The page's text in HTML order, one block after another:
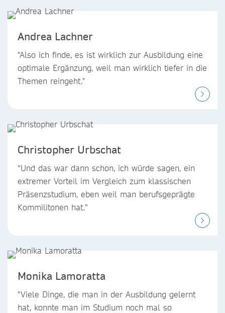
Andrea Lachner
"Also ich finde, es ist wirklich zur Ausbildung eine
optimale Ergänzung, weil man wirklich tiefer in die
Themen reingeht."
Christopher Urbschat
“Und das war dann schon, ich würde sagen, ein
extremer Vorteil im Vergleich zum klassischen
Präsenzstudium, eben weil man berufsgeprägte
Kommilitonen hat.”
Monika Lamoratta
"Viele Dinge, die man in der Ausbildung gelernt
hat, konnte man im Studium noch mal so